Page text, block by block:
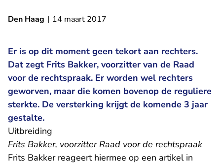
Den Haag | 14 maart 2017
Er is op dit moment geen tekort aan rechters.
Dat zegt Frits Bakker, voorzitter van de Raad
voor de rechtspraak. Er worden wel rechters
geworven, maar die komen bovenop de reguliere
sterkte. De versterking krijgt de komende 3 jaar
gestalte.
Uitbreiding
Frits Bakker, voorzitter Raad voor de rechtspraak
Frits Bakker reageert hiermee op een artikel- U
in